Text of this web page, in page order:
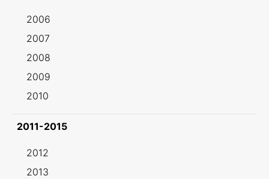
2006
2007
2008
2009
2010
2011-2015
2012
2013